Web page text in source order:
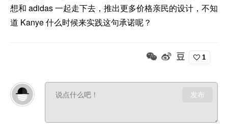
想和 adidas 一起走下去，推出更多价格亲民的设计，不知
道 Kanye 什么时候来实践这句承诺呢？
1
发布